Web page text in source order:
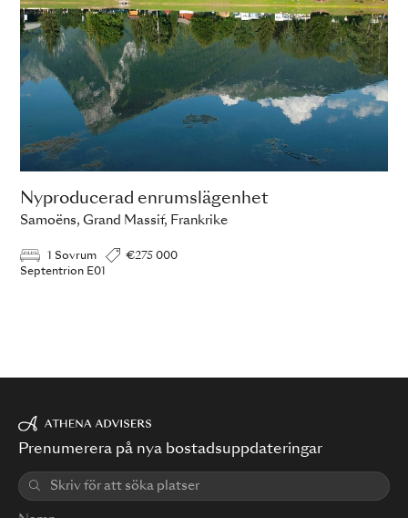
Nyproducerad enrumslägenhet
Samoëns, Grand Massif, Frankrike
1 Sovrum
€275 000
Septentrion E01
Prenumerera på nya bostadsuppdateringar